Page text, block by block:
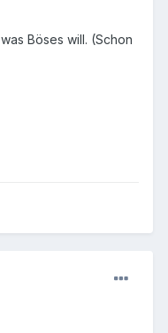
Böses will. (Schon